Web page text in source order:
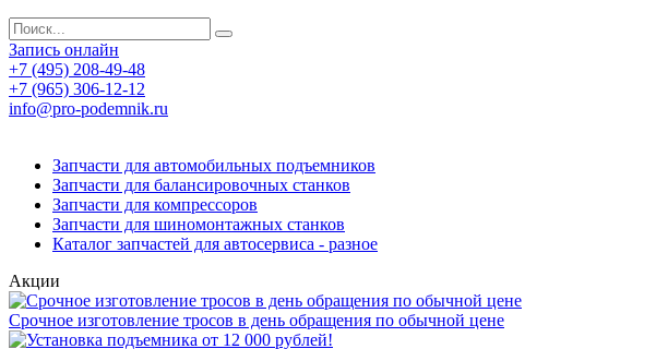
Запись онлайн
+7 (495) 208-49-48
+7 (965) 306-12-12
info@pro-podemnik.ru
Запчасти для автомобильных подъемников
Запчасти для балансировочных станков
Запчасти для компрессоров
Запчасти для шиномонтажных станков
Каталог запчастей для автосервиса - разное
Акции
Срочное изготовление тросов в день обращения по обычной цене